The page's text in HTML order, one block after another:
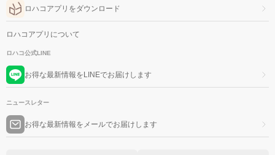
ロハコアプリをダウンロード
ロハコアプリについて
ロハコ公式LINE
お得な最新情報をLINEでお届けします
ニュースレター
お得な最新情報をメールでお届けします